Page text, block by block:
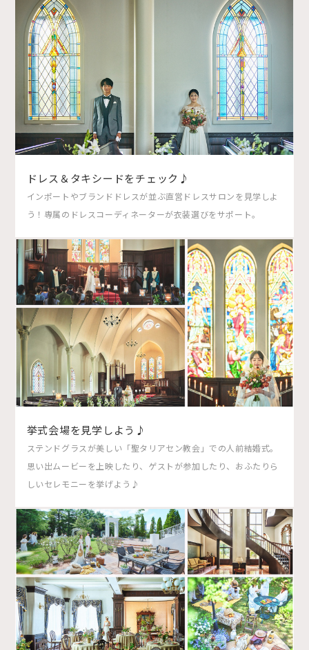
ドレス＆タキシードをチェック♪
インポートやブランドドレスが並ぶ直営ドレスサロンを見学しよ
う！専属のドレスコーディネーターが衣装選びをサポート。
挙式会場を見学しよう♪
ステンドグラスが美しい「聖タリアセン教会」での人前結婚式。
思い出ムービーを上映したり、ゲストが参加したり、おふたりら
しいセレモニーを挙げよう♪